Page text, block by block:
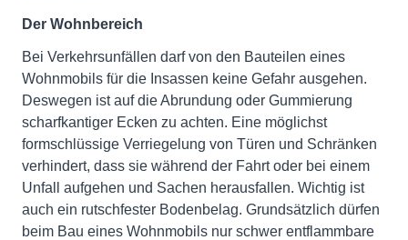
Der Wohnbereich
Bei Verkehrsunfällen darf von den Bauteilen eines
Wohnmobils für die Insassen keine Gefahr ausgehen.
Deswegen ist auf die Abrundung oder Gummierung
scharfkantiger Ecken zu achten. Eine möglichst
formschlüssige Verriegelung von Türen und Schränken
verhindert, dass sie während der Fahrt oder bei einem
Unfall aufgehen und Sachen herausfallen. Wichtig ist
auch ein rutschfester Bodenbelag. Grundsätzlich dürfen
beim Bau eines Wohnmobils nur schwer entflammbare